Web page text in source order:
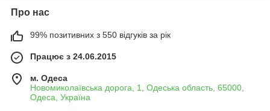
Про нас
99% позитивних з 550 відгуків за рік
Працює з 24.06.2015
м. Одеса
Новомиколаївська дорога, 1, Одеська область, 65000,
Одеса, Україна